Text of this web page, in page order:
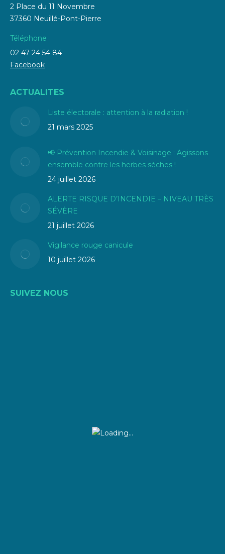
2 Place du 11 Novembre
37360 Neuillé-Pont-Pierre
Téléphone
02 47 24 54 84
Facebook
ACTUALITES
Liste électorale : attention à la radiation !
21 mars 2025
📢 Prévention Incendie & Voisinage : Agissons
ensemble contre les herbes sèches !
24 juillet 2026
ALERTE RISQUE D’INCENDIE – NIVEAU TRÈS
SÉVÈRE
21 juillet 2026
Vigilance rouge canicule
10 juillet 2026
SUIVEZ NOUS